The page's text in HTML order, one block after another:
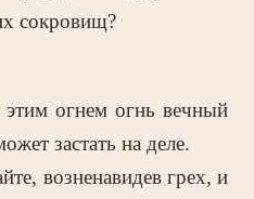
сокровищ?
огнем огнь вечный
застать на деле.
возненавидев грех, и